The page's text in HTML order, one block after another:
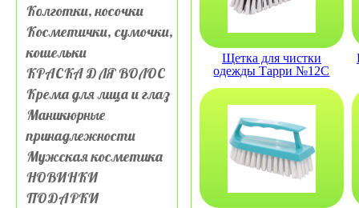
Колготки, носочки
Косметички, сумочки,
кошельки
КРАСКА ДЛЯ ВОЛОС
Крема для лица и глаз
Маникюрные
принадлежности
Мужская косметика
НОВИНКИ
ПОДАРКИ
Щетка для чистки
одежды Тарри №12С